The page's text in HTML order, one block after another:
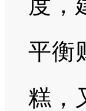
平衡
糕，